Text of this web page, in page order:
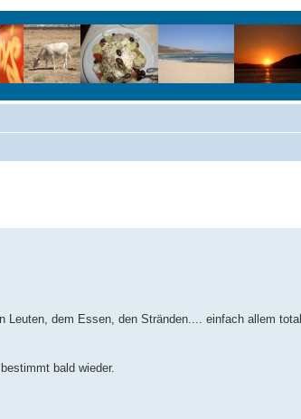
Leuten, dem Essen, den Stränden.... einfach allem total
bald wieder.